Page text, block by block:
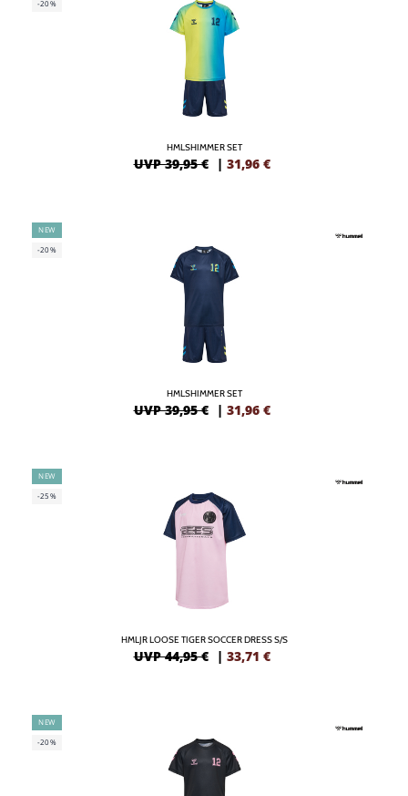
-20%
HMLSHIMMER SET
UVP 39,95 € | 31,96 €
NEW
-20%
HMLSHIMMER SET
UVP 39,95 € | 31,96 €
NEW
-25%
HMLJR LOOSE TIGER SOCCER DRESS S/S
UVP 44,95 € | 33,71 €
NEW
-20%